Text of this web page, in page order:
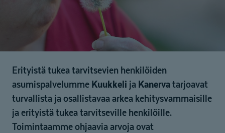
Erityistä tukea tarvitsevien henkilöiden
asumispalvelumme Kuukkeli ja Kanervatarjoavat
turvallista ja osallistavaa arkea kehitysvammaisille
ja erityistä tukea tarvitseville henkilöille.
Toimintaamme ohjaavia arvoja ovat